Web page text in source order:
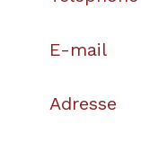
E-mail
Adresse